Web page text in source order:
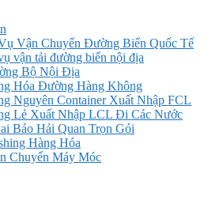
Vận Chuyển Đường Biển Quốc Tế
vận tải đường biển nội địa
Bộ Nội Địa
Hóa Đường Hàng Không
Nguyên Container Xuất Nhập FCL
Lẻ Xuất Nhập LCL Đi Các Nước
Báo Hải Quan Trọn Gói
Hàng Hóa
Chuyển Máy Móc